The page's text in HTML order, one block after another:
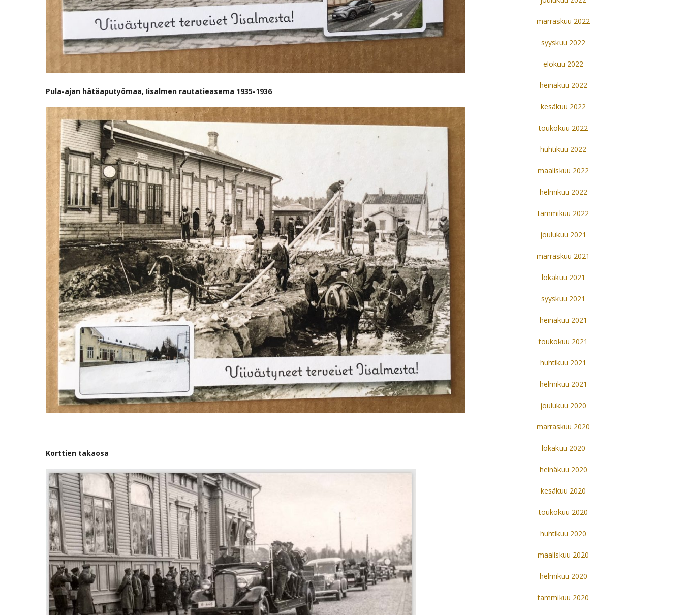
Pula-ajan hätäaputyömaa, Iisalmen rautatieasema 1935-1936
Korttien takaosa
marraskuu 2022
syyskuu 2022
elokuu 2022
heinäkuu 2022
kesäkuu 2022
toukokuu 2022
huhtikuu 2022
maaliskuu 2022
helmikuu 2022
tammikuu 2022
joulukuu 2021
marraskuu 2021
lokakuu 2021
syyskuu 2021
heinäkuu 2021
toukokuu 2021
huhtikuu 2021
helmikuu 2021
joulukuu 2020
marraskuu 2020
lokakuu 2020
heinäkuu 2020
kesäkuu 2020
toukokuu 2020
huhtikuu 2020
maaliskuu 2020
helmikuu 2020
tammikuu 2020